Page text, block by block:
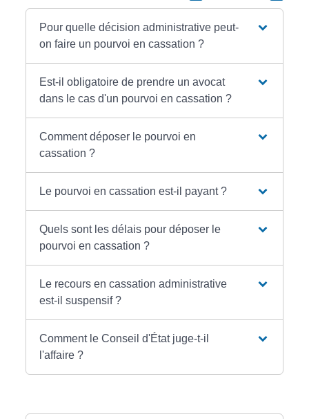
Pour quelle décision administrative peut-
on faire un pourvoi en cassation ?
Est-il obligatoire de prendre un avocat
dans le cas d'un pourvoi en cassation ?
Comment déposer le pourvoi en
cassation ?
Le pourvoi en cassation est-il payant ?
Quels sont les délais pour déposer le
pourvoi en cassation ?
Le recours en cassation administrative
est-il suspensif ?
Comment le Conseil d'État juge-t-il
l'affaire ?